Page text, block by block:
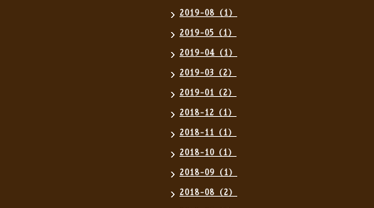
2019-08（1）
2019-05（1）
2019-04（1）
2019-03（2）
2019-01（2）
2018-12（1）
2018-11（1）
2018-10（1）
2018-09（1）
2018-08（2）